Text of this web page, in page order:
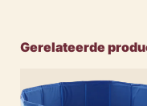
Gerelateerde